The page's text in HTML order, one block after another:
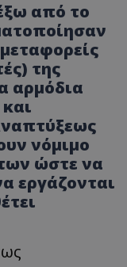
από το
της
αρμόδια
νόμιμο
ώστε να
εργάζονται